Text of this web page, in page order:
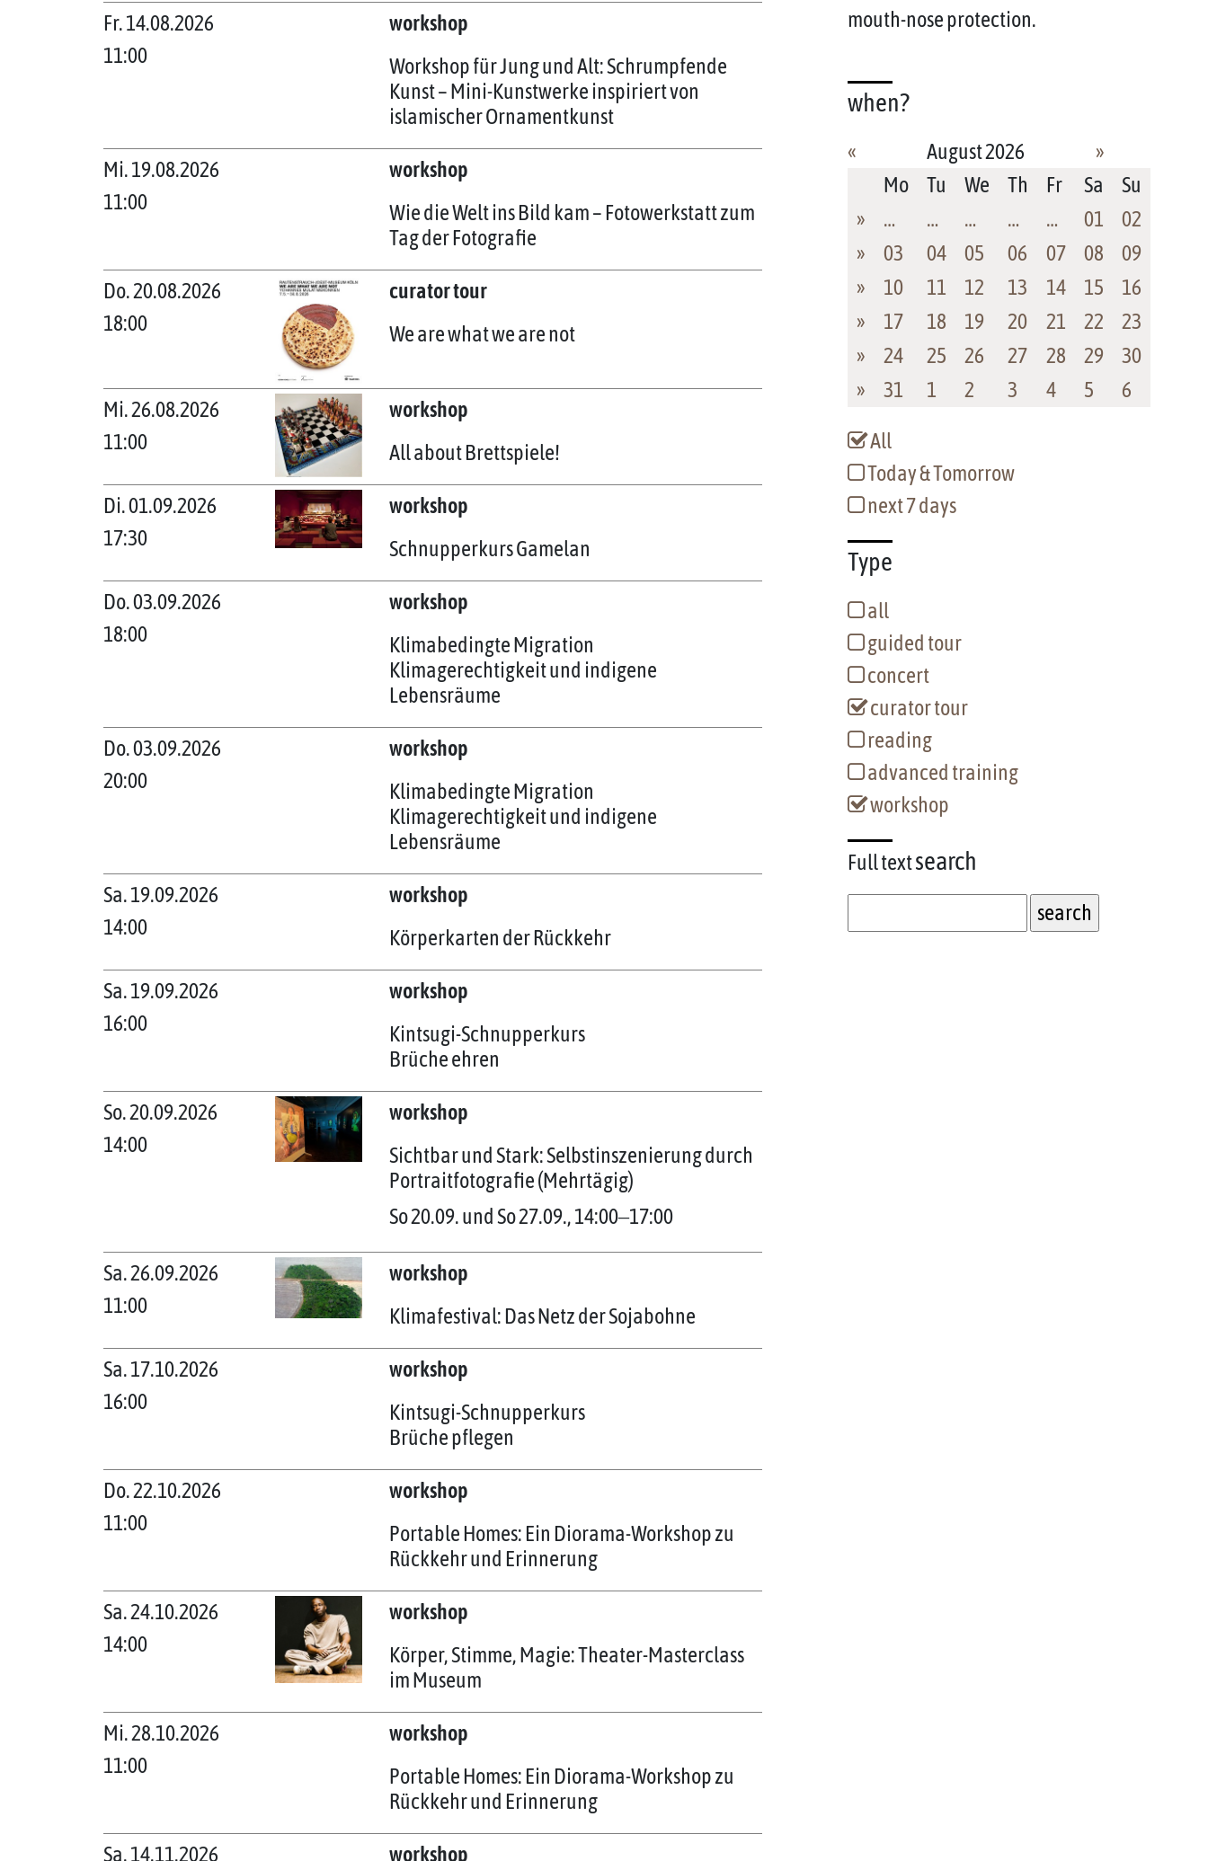
Fr. 14.08.2026
11:00
workshop
Workshop für Jung und Alt: Schrumpfende
Kunst – Mini-Kunstwerke inspiriert von
islamischer Ornamentkunst
Mi. 19.08.2026
11:00
workshop
Wie die Welt ins Bild kam – Fotowerkstatt zum
Tag der Fotografie
Do. 20.08.2026
18:00
curator tour
We are what we are not
Mi. 26.08.2026
11:00
workshop
All about Brettspiele!
Di. 01.09.2026
17:30
workshop
Schnupperkurs Gamelan
Do. 03.09.2026
18:00
workshop
Klimabedingte Migration
Klimagerechtigkeit und indigene
Lebensräume
Do. 03.09.2026
20:00
workshop
Klimabedingte Migration
Klimagerechtigkeit und indigene
Lebensräume
Sa. 19.09.2026
14:00
workshop
Körperkarten der Rückkehr
Sa. 19.09.2026
16:00
workshop
Kintsugi-Schnupperkurs
Brüche ehren
So. 20.09.2026
14:00
workshop
Sichtbar und Stark: Selbstinszenierung durch
Portraitfotografie (Mehrtägig)
So 20.09. und So 27.09., 14:00‒17:00
Sa. 26.09.2026
11:00
workshop
Klimafestival: Das Netz der Sojabohne
Sa. 17.10.2026
16:00
workshop
Kintsugi-Schnupperkurs
Brüche pflegen
Do. 22.10.2026
11:00
workshop
Portable Homes: Ein Diorama-Workshop zu
Rückkehr und Erinnerung
Sa. 24.10.2026
14:00
workshop
Körper, Stimme, Magie: Theater-Masterclass
im Museum
Mi. 28.10.2026
11:00
workshop
Portable Homes: Ein Diorama-Workshop zu
Rückkehr und Erinnerung
Sa. 14.11.2026 workshop
mouth-nose protection.
when?
»
«
August 2026
Mo
Tu We Th Fr Sa
Su
»
… … … … … 01
02
»
03 04 05 06 07 08
09
»
10 11 12 13 14 15
16
»
17 18 19 20 21 22
23
»
24 25 26 27 28 29
30
»
31 1 2 3 4 5 6
All
Today & Tomorrow
next 7 days
Type
all
guided tour
concert
curator tour
reading
advanced training
workshop
Full textsearch